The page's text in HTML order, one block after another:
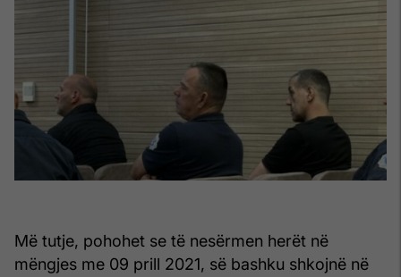
Më tutje, pohohet se të nesërmen herët në
mëngjes me 09 prill 2021, së bashku shkojnë në